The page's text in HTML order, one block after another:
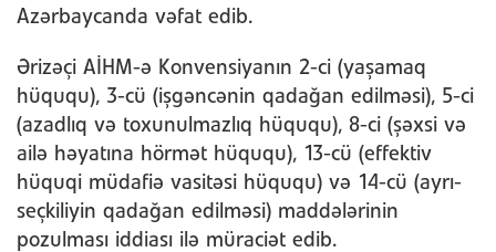
Azərbaycanda vəfat edib.
Ərizəçi AİHM-ə Konvensiyanın 2-ci (yaşamaq
hüququ), 3-cü (işgəncənin qadağan edilməsi), 5-ci
(azadlıq və toxunulmazlıq hüququ), 8-ci (şəxsi və
ailə həyatına hörmət hüququ), 13-cü (effektiv
hüquqi müdafiə vasitəsi hüququ) və 14-cü (ayrı-
seçkiliyin qadağan edilməsi) maddələrinin
pozulması iddiası ilə müraciət edib.